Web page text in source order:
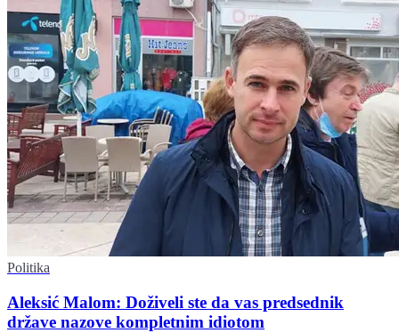
Politika
Aleksić Malom: Doživeli ste da vas predsednik
države nazove kompletnim idiotom